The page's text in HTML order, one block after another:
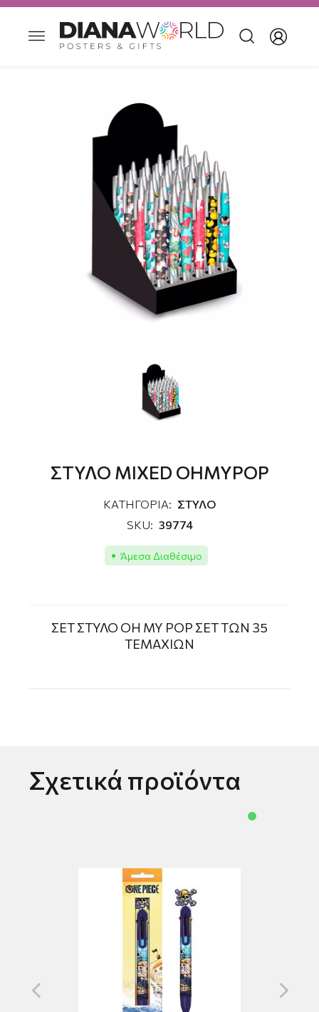
ΣΤΥΛΟ MIXED OHMYPOP
ΚΑΤΗΓΟΡΙΑ: ΣΤΥΛΟ
SKU: 39774
Άμεσα Διαθέσιμο
ΣΕΤ ΣΤΥΛΟ OH MY POP ΣΕΤ ΤΩΝ 35
ΤΕΜΑΧΙΩΝ
Σχετικά προϊόντα